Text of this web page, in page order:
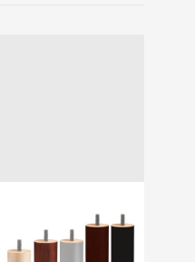
9 cm, 10 cm, 13 cm